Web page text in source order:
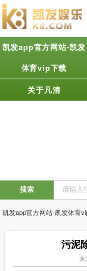
凯发app官方网站-凯发
体育vip下载
关于凡清
凯发app官方网站-凯发体育
污泥
来